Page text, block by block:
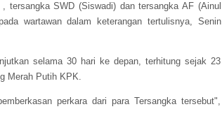
tersangka SWD (Siswadi) dan tersangka AF (Ainul
wartawan dalam keterangan tertulisnya, Senin
selama 30 hari ke depan, terhitung sejak 23
Merah Putih KPK.
perkara dari para Tersangka tersebut",